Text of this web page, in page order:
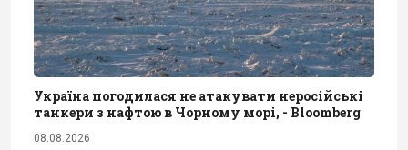
Україна погодилася не атакувати неросійські
танкери з нафтою в Чорному морі, - Bloomberg
08.08.2026